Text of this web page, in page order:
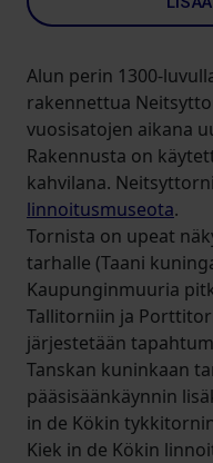
Alun perin 1300-
rakennettua
vuosisatojen aikana
Rakennusta on
kahvilana.
linnoitusmuseota.
Tornista on upeat
tarhalle (Taani
Kaupunginmuuria
Tallitorniin ja
järjestetään
Tanskan kuninkaan
pääsisäänkäynnin
in de Kökin
Kiek in de Kökin